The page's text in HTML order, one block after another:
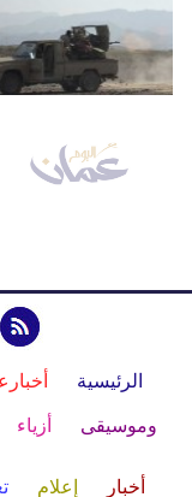
الرئيسية
وموسيقى أزياء
أخبار إعلام